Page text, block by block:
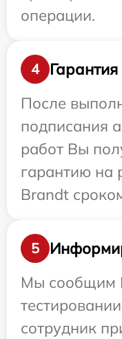
операции.
4
Гарантия
После
подписания
работ Вы
гарантию на
Brandt
5
Мы сообщим
сотрудник